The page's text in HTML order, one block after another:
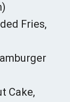
Fries,
Cake,